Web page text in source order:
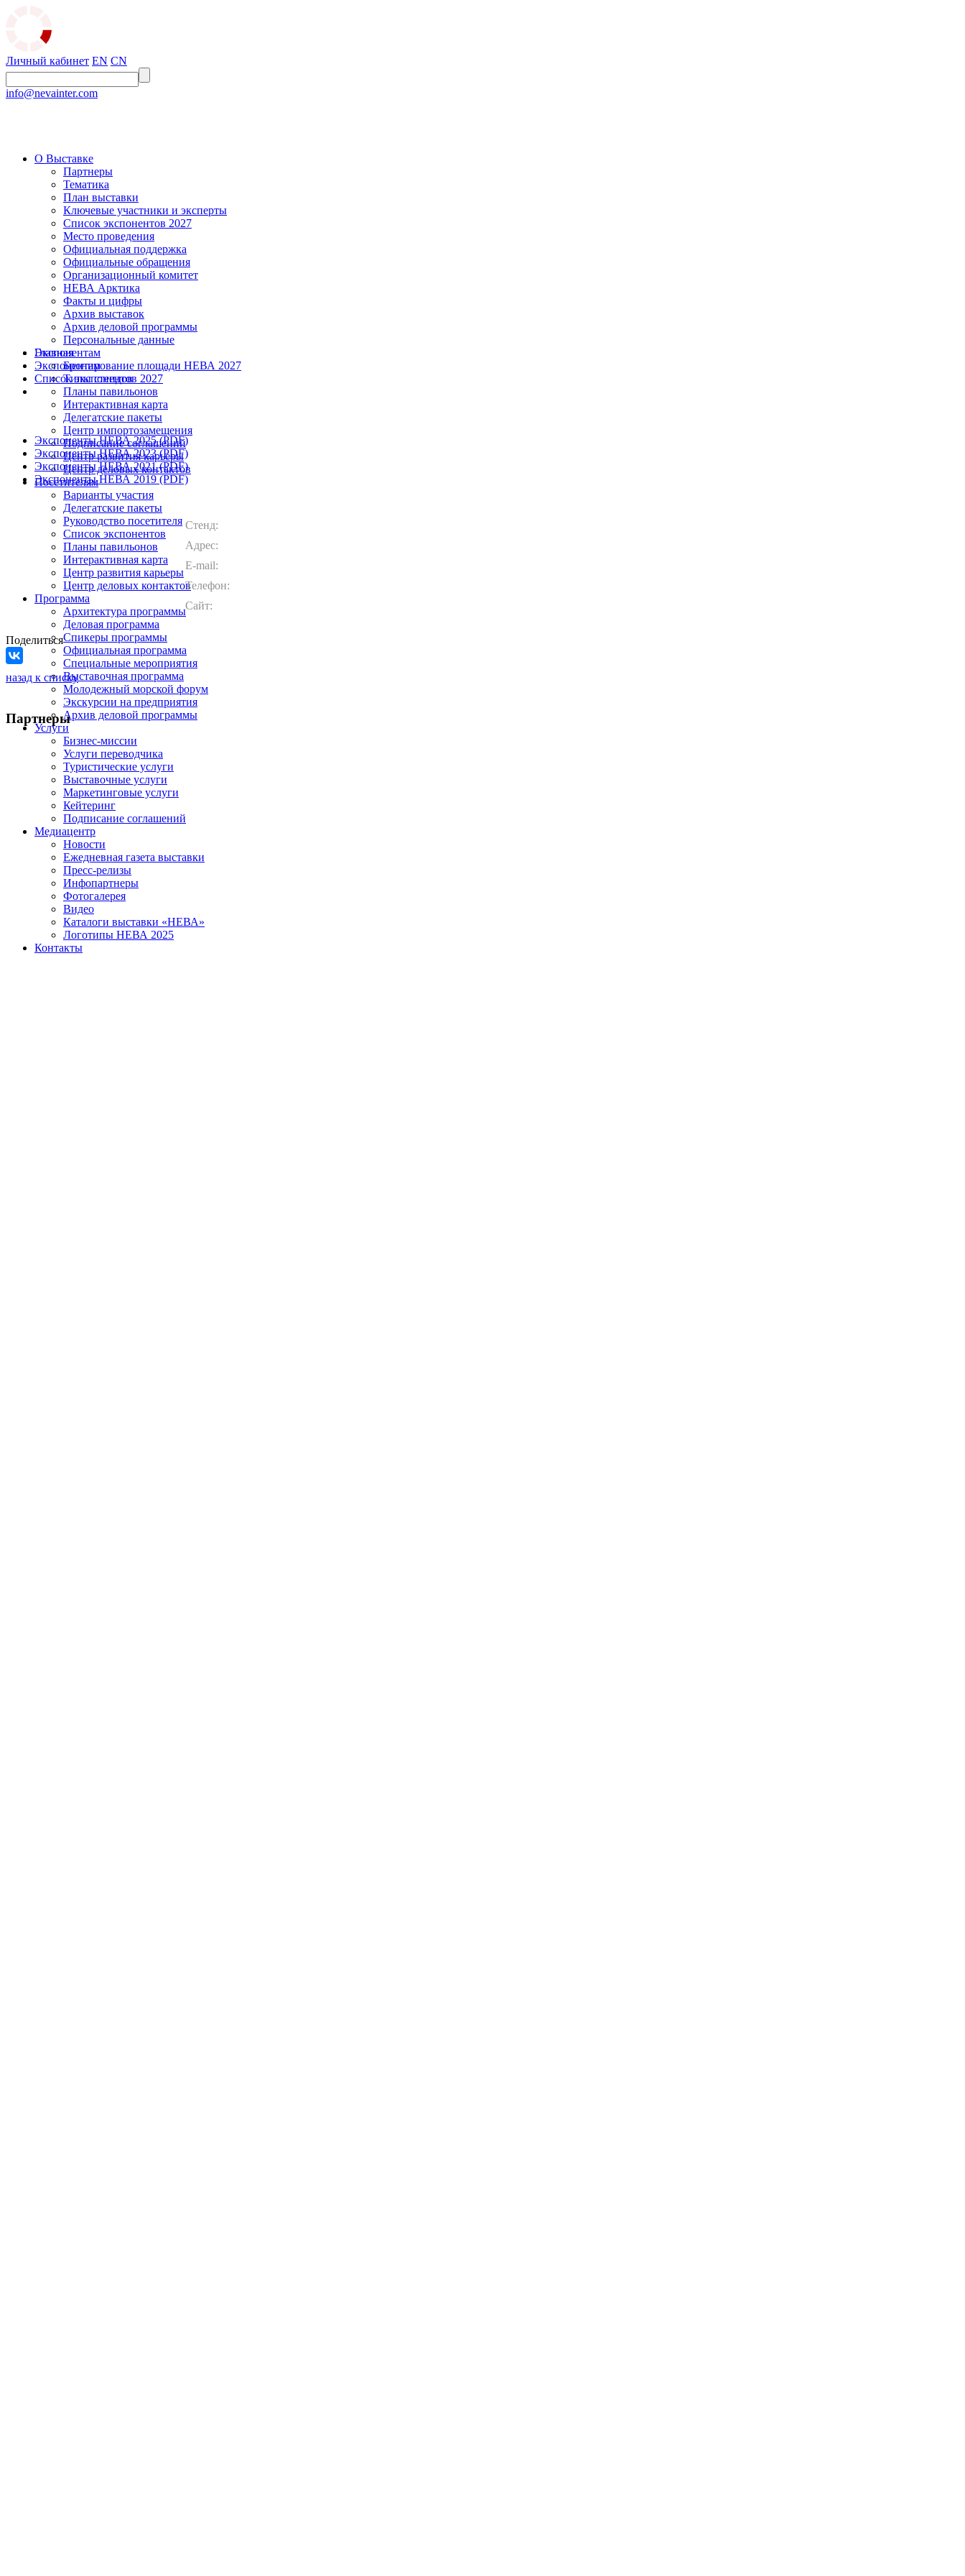
Личный кабинет EN CN
info@nevainter.com
О Выставке
Партнеры
Тематика
План выставки
Ключевые участники и эксперты
Список экспонентов 2027
Место проведения
Официальная поддержка
Официальные обращения
Организационный комитет
НЕВА Арктика
Факты и цифры
Архив выставок
Архив деловой программы
Персональные данные
Экспонентам
Бронирование площади НЕВА 2027
Типы стендов
Планы павильонов
Интерактивная карта
Делегатские пакеты
Центр импортозамещения
Подписание соглашений
Центр развития карьеры
Центр деловых контактов
Посетителям
Варианты участия
Делегатские пакеты
Руководство посетителя
Список экспонентов
Планы павильонов
Интерактивная карта
Центр развития карьеры
Центр деловых контактов
Программа
Архитектура программы
Деловая программа
Спикеры программы
Официальная программа
Специальные мероприятия
Выставочная программа
Молодежный морской форум
Экскурсии на предприятия
Архив деловой программы
Услуги
Бизнес-миссии
Услуги переводчика
Туристические услуги
Выставочные услуги
Маркетинговые услуги
Кейтеринг
Подписание соглашений
Медиацентр
Новости
Ежедневная газета выставки
Пресс-релизы
Инфопартнеры
Фотогалерея
Видео
Каталоги выставки «НЕВА»
Логотипы НЕВА 2025
Контакты
Главная
Экспонентам
Список экспонентов 2027
Экспоненты НЕВА 2025 (PDF)
Экспоненты НЕВА 2023 (PDF)
Экспоненты НЕВА 2021 (PDF)
Экспоненты НЕВА 2019 (PDF)
Стенд:
Адрес:
E-mail:
Телефон:
Сайт:
Поделиться
назад к списку
Партнеры